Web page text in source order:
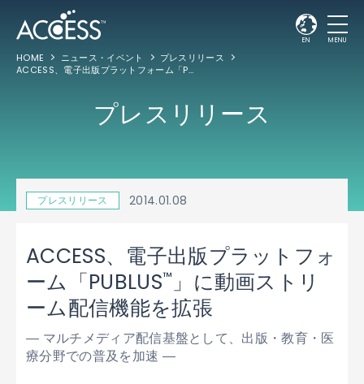
EN MENU
HOME ニュース・イベント
プレスリリース
ACCESS、電子出版プラットフォーム「PUBLUS
プレスリリース
プレスリリース 2014.01.08
ACCESS、電子出版プラットフォ
ーム「PUBLUS™」に動画ストリ
ーム配信機能を拡張
― マルチメディア配信基盤として、出版・教育・医
療分野での普及を加速 ―